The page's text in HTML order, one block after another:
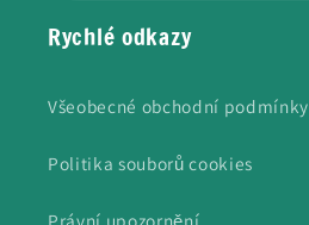
Rychlé odkazy
Všeobecné obchodní podmínky
Politika souborů cookies
Právní upozornění